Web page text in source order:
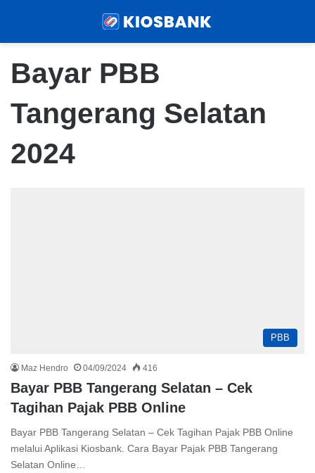
Bayar PBB
Tangerang Selatan
2024
PBB
Maz Hendro 04/09/2024 416
Bayar PBB Tangerang Selatan – Cek
Tagihan Pajak PBB Online
Bayar PBB Tangerang Selatan – Cek Tagihan Pajak PBB Online
melalui Aplikasi Kiosbank. Cara Bayar Pajak PBB Tangerang
Selatan Online…